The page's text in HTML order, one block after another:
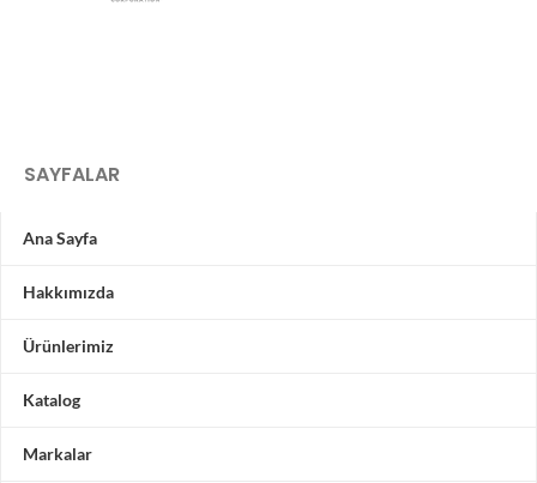
SAYFALAR
Ana Sayfa
Hakkımızda
Ürünlerimiz
Katalog
Markalar